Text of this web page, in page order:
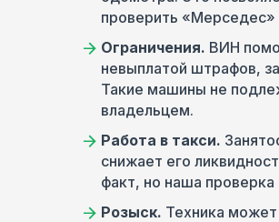
проверить «Мерседес»
Ограничения. ВИН
невыплатой штрафов,
Такие машины не
владельцем.
Работа в такси.
снижает его
факт, но наша проверка
Розыск. Техника